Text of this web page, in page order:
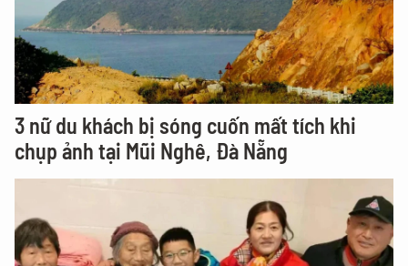
3 nữ du khách bị sóng cuốn mất tích khi
chụp ảnh tại Mũi Nghê, Đà Nẵng